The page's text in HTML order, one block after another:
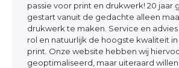
passie voor print en drukwerk! 20 jaar
gestart vanuit de gedachte alleen
drukwerk te maken. Service en
rol en natuurlijk de hoogste kwaliteit
print. Onze website hebben wij
geoptimaliseerd, maar uiteraard